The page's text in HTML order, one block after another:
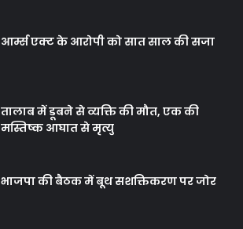
आर्म्स एक्ट के आरोपी को सात साल की सजा
तालाब में डूबने से व्यक्ति की मौत, एक की
मस्तिष्क आघात से मृत्यु
भाजपा की बैठक में बूथ सशक्तिकरण पर जोर